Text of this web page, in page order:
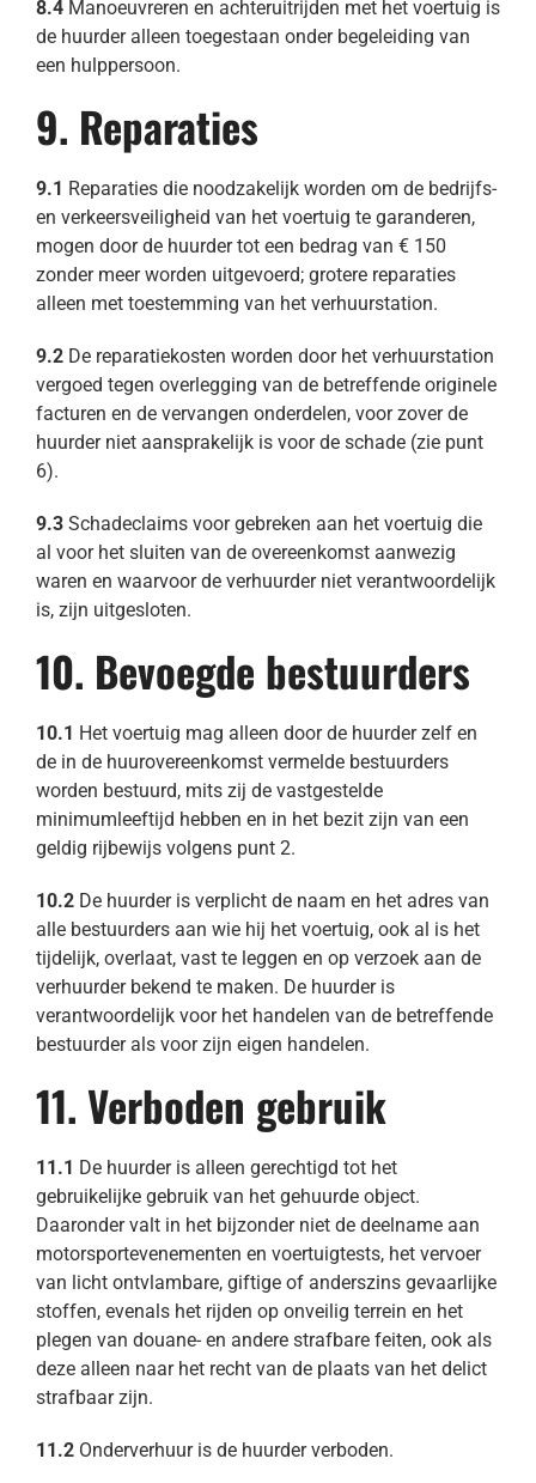
8.4Manoeuvreren en achteruitrijden met het voertuig is
de huurder alleen toegestaan onder begeleiding van
een hulppersoon.
9. Reparaties
9.1 Reparaties die noodzakelijk worden om de bedrijfs-
en verkeersveiligheid van het voertuig te garanderen,
mogen door de huurder tot een bedrag van € 150
zonder meer worden uitgevoerd; grotere reparaties
alleen met toestemming van het verhuurstation.
9.2De reparatiekosten worden door het verhuurstation
vergoed tegen overlegging van de betreffende originele
facturen en de vervangen onderdelen, voor zover de
huurder niet aansprakelijk is voor de schade (zie punt
6).
9.3Schadeclaims voor gebreken aan het voertuig die
al voor het sluiten van de overeenkomst aanwezig
waren en waarvoor de verhuurder niet verantwoordelijk
is, zijn uitgesloten.
10. Bevoegde bestuurders
10.1 Het voertuig mag alleen door de huurder zelf en
de in de huurovereenkomst vermelde bestuurders
worden bestuurd, mits zij de vastgestelde
minimumleeftijd hebben en in het bezit zijn van een
geldig rijbewijs volgens punt 2.
10.2De huurder is verplicht de naam en het adres van
alle bestuurders aan wie hij het voertuig, ook al is het
tijdelijk, overlaat, vast te leggen en op verzoek aan de
verhuurder bekend te maken. De huurder is
verantwoordelijk voor het handelen van de betreffende
bestuurder als voor zijn eigen handelen.
11. Verboden gebruik
11.1 De huurder is alleen gerechtigd tot het
gebruikelijke gebruik van het gehuurde object.
Daaronder valt in het bijzonder niet de deelname aan
motorsportevenementen en voertuigtests, het vervoer
van licht ontvlambare, giftige of anderszins gevaarlijke
stoffen, evenals het rijden op onveilig terrein en het
plegen van douane- en andere strafbare feiten, ook als
deze alleen naar het recht van de plaats van het delict
strafbaar zijn.
11.2Onderverhuur is de huurder verboden.